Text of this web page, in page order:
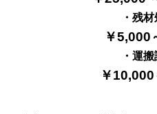
・残
￥5,000
・運
￥